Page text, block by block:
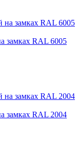
замках RAL 6005
замках RAL 2004